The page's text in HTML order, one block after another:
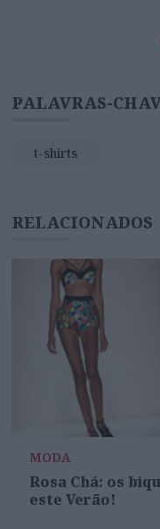
PALAVRAS-
t-shirts
RELACIONADOS
MODA
Rosa Chá: os
este Verão!